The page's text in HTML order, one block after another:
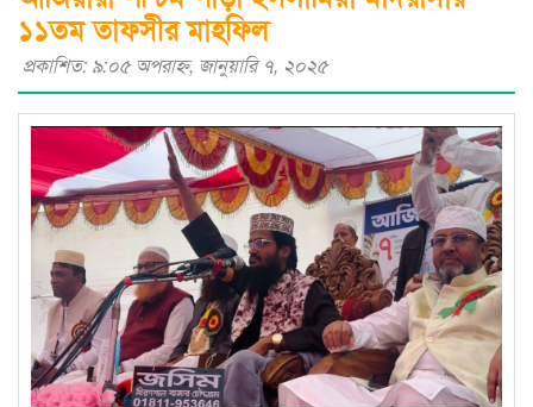
১১তম তাফসীর মাহফিল
প্রকাশিত: ৯:০৫ অপরাহ্ণ, জানুয়ারি ৭, ২০২৫